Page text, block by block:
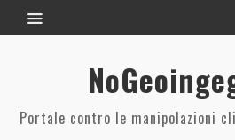
Portale contro le manipolazioni